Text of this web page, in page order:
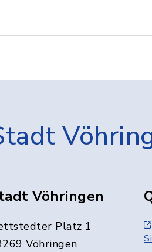
Vöhringen
Platz 1
Vöhringen